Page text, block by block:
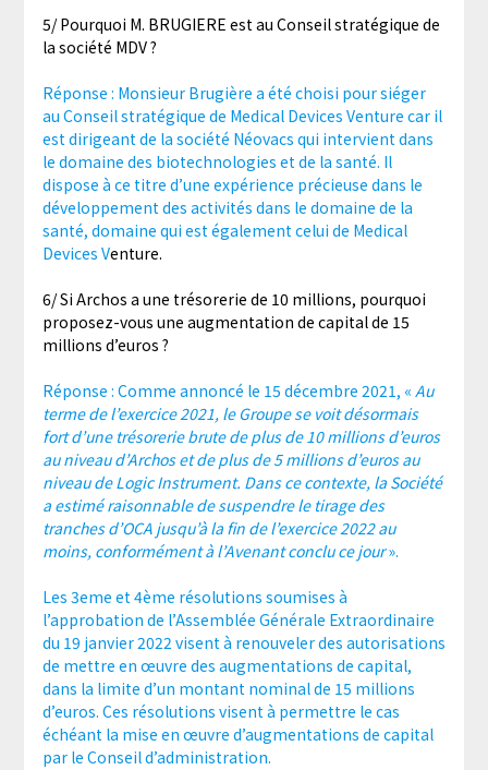
5/ Pourquoi M. BRUGIERE est au Conseil stratégique de
la société MDV ?
Réponse : Monsieur Brugière a été choisi pour siéger
au Conseil stratégique de Medical Devices Venture car il
est dirigeant de la société Néovacs qui intervient dans
le domaine des biotechnologies et de la santé. Il
dispose à ce titre d’une expérience précieuse dans le
développement des activités dans le domaine de la
santé, domaine qui est également celui de Medical
Devices Venture.
6/ Si Archos a une trésorerie de 10 millions, pourquoi
proposez-vous une augmentation de capital de 15
millions d’euros ?
Réponse : Comme annoncé le 15 décembre 2021, « Au
terme de l’exercice 2021, le Groupe se voit désormais
fort d’une trésorerie brute de plus de 10 millions d’euros
au niveau d’Archos et de plus de 5 millions d’euros au
niveau de Logic Instrument. Dans ce contexte, la Société
a estimé raisonnable de suspendre le tirage des
tranches d’OCA jusqu’à la fin de l’exercice 2022 au
moins, conformément à l’Avenant conclu ce jour».
Les 3eme et 4ème résolutions soumises à
l’approbation de l’Assemblée Générale Extraordinaire
du 19 janvier 2022 visent à renouveler des autorisations
de mettre en œuvre des augmentations de capital,
dans la limite d’un montant nominal de 15 millions
d’euros. Ces résolutions visent à permettre le cas
échéant la mise en œuvre d’augmentations de capital
par le Conseil d’administration.